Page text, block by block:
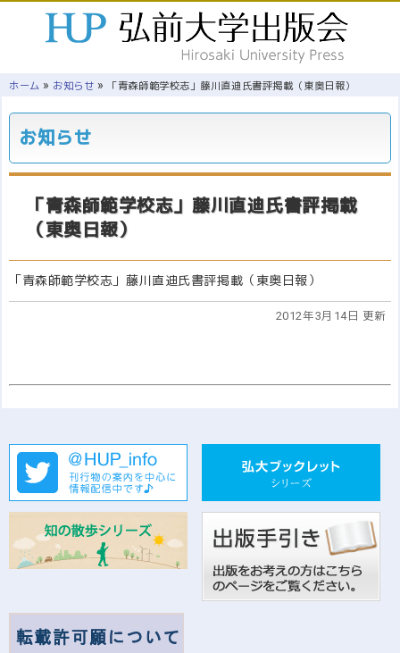
ホーム » お知らせ » 「青森師範学校志」藤川直迪氏書評掲載（東奥日報）
お知らせ
「青森師範学校志」藤川直迪氏書評掲載
（東奥日報）
「青森師範学校志」藤川直迪氏書評掲載（東奥日報）
2012年3月14日 更新